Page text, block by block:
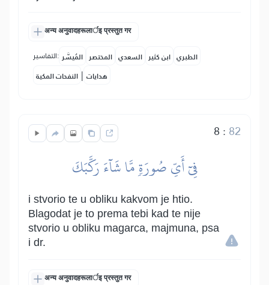
अन्य अनुवादहरूलार्इ प्रस्तुत गर
التفاسير: المُيسَّر المختصر السعدي ابن كثير الطبري
النفحات المكية | هدايات
8 : 82
فِيٓ أَيِّ صُورَةٖ مَّا شَآءَ رَكَّبَكَ
i stvorio te u obliku kakvom je htio.
Blagodat je to prema tebi kad te nije
stvorio u obliku magarca, majmuna, psa
i dr.
अन्य अनुवादहरूलार्इ प्रस्तुत गर